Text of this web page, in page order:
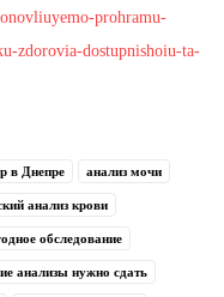
prohramu-
zdorovia-dostupnishoiu-ta-
в Днепре анализ мочи
анализ крови
обследование
анализы нужно сдать